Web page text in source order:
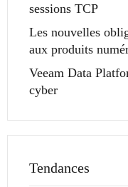
sessions TCP
Les nouvelles
aux produits
Veeam Data
cyber
Tendances